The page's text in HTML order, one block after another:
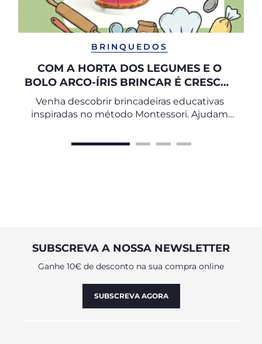
BRINQUEDOS
COM A HORTA DOS LEGUMES E O
BOLO ARCO-ÍRIS BRINCAR É CRESCER
ENQUANTO SE DESCOBRE O MUNDO
Venha descobrir brincadeiras educativas
inspiradas no método Montessori. Ajudam
coordenação motora, autonomia e
SUBSCREVA A NOSSA NEWSLETTER
Ganhe 10€ de desconto na sua compra online
SUBSCREVA AGORA